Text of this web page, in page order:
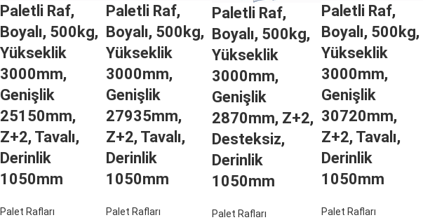
Paletli Raf,
Boyalı, 500kg,
Yükseklik
3000mm,
Genişlik
25150mm,
Z+2, Tavalı,
Derinlik
1050mm
Palet Rafları
Paletli Raf,
Boyalı, 500kg,
Yükseklik
3000mm,
Genişlik
27935mm,
Z+2, Tavalı,
Derinlik
1050mm
Palet Rafları
Paletli Raf,
Boyalı, 500kg,
Yükseklik
3000mm,
Genişlik
2870mm, Z+2,
Desteksiz,
Derinlik
1050mm
Palet Rafları
Paletli Raf,
Boyalı, 500kg,
Yükseklik
3000mm,
Genişlik
30720mm,
Z+2, Tavalı,
Derinlik
1050mm
Palet Rafları